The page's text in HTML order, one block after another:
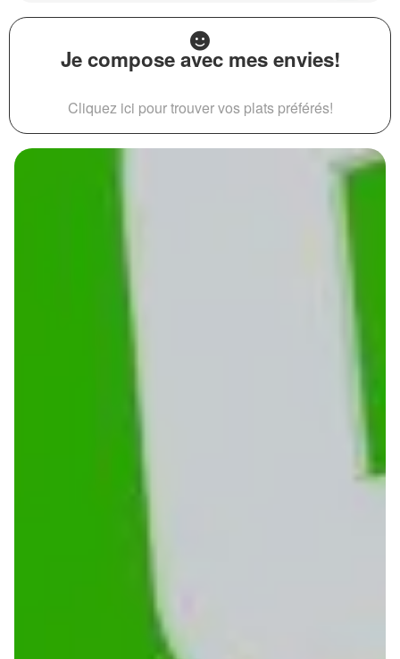
Je compose avec mes envies!
Cliquez ici pour trouver vos plats préférés!